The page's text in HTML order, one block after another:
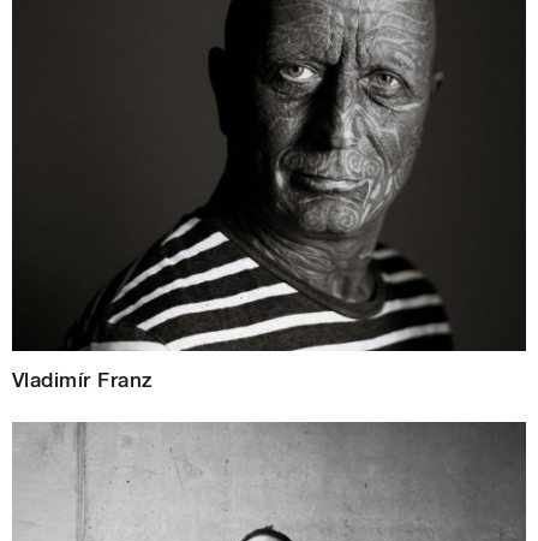
Vladimír Franz